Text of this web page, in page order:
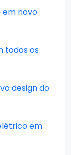
em novo
todos os
design do
em